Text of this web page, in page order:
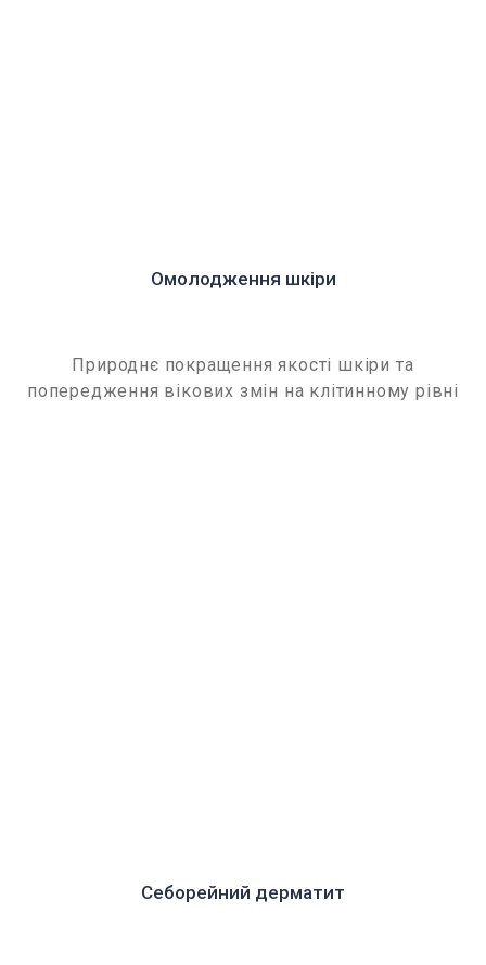
Омолодження шкіри
Природнє покращення якості шкіри та
попередження вікових змін на клітинному рівні
Себорейний дерматит